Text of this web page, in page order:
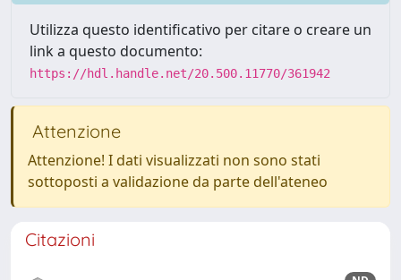
Utilizza questo identificativo per citare o creare un
link a questo documento:
https://hdl.handle.net/20.500.11770/361942
Attenzione
Attenzione! I dati visualizzati non sono stati
sottoposti a validazione da parte dell'ateneo
Citazioni